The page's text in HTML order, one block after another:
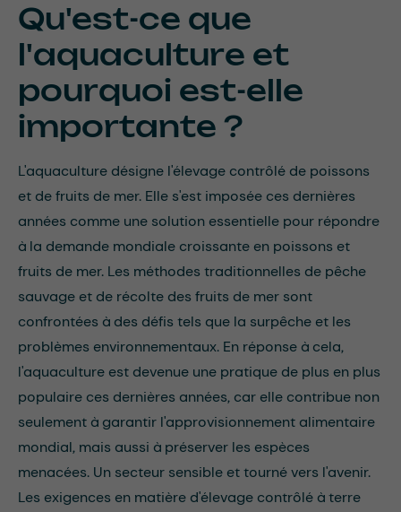
Qu'est-ce que
l'aquaculture et
pourquoi est-elle
importante ?
L'aquaculture désigne l'élevage contrôlé de poissons
et de fruits de mer. Elle s'est imposée ces dernières
années comme une solution essentielle pour répondre
à la demande mondiale croissante en poissons et
fruits de mer. Les méthodes traditionnelles de pêche
sauvage et de récolte des fruits de mer sont
confrontées à des défis tels que la surpêche et les
problèmes environnementaux. En réponse à cela,
l'aquaculture est devenue une pratique de plus en plus
populaire ces dernières années, car elle contribue non
seulement à garantir l'approvisionnement alimentaire
mondial, mais aussi à préserver les espèces
menacées. Un secteur sensible et tourné vers l'avenir.
Les exigences en matière d'élevage contrôlé à terre